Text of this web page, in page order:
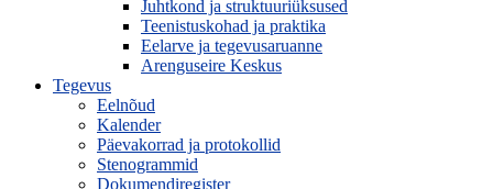
Juhtkond ja struktuuriüksused
Teenistuskohad ja praktika
Eelarve ja tegevusaruanne
Arenguseire Keskus
Tegevus
Eelnõud
Kalender
Päevakorrad ja protokollid
Stenogrammid
Dokumendiregister